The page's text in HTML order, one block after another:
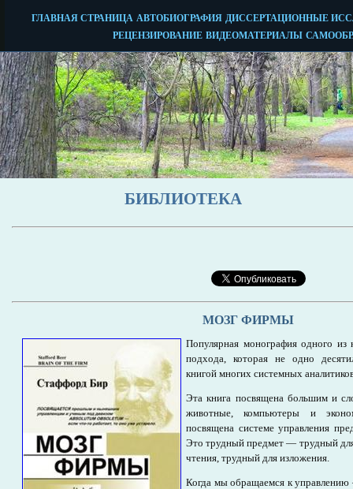
БИБЛИОТЕКА
МОЗГ ФИРМЫ
Популярная монография одного из
подхода, которая не одно
книгой многих системных
Эта книга посвящена большим и
животные, компьютеры и
посвящена системе управления
Это трудный предмет — трудный
чтения, трудный для изложения.
Когда мы обращаемся к управлению